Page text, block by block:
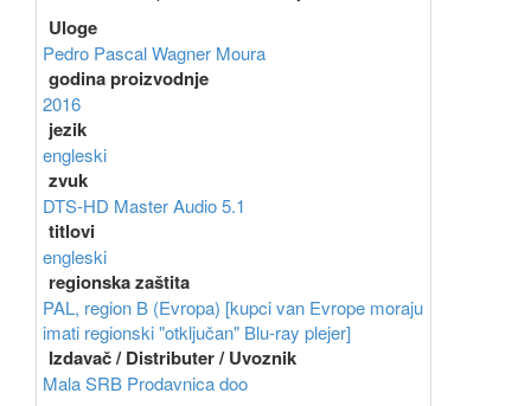
Uloge
Pedro PascalWagner Moura
godina proizvodnje
2016
jezik
engleski
zvuk
DTS-HD Master Audio 5.1
titlovi
engleski
regionska zaštita
PAL, region B (Evropa) [kupci van Evrope moraju
imati regionski "otključan" Blu-ray plejer]
Izdavač / Distributer / Uvoznik
Mala SRB Prodavnica doo